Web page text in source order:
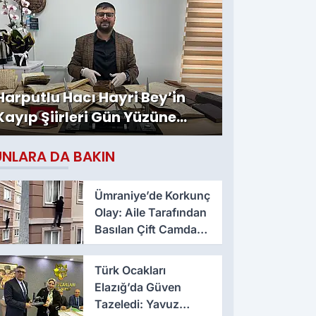
Hacı Hayri Bey’in
Şiirleri Gün Yüzüne
DA BAKIN
Ümraniye’de Korkunç
Olay: Aile Tarafından
Basılan Çift Camdan
Atladı
Türk Ocakları
Elazığ’da Güven
Tazeledi: Yavuz